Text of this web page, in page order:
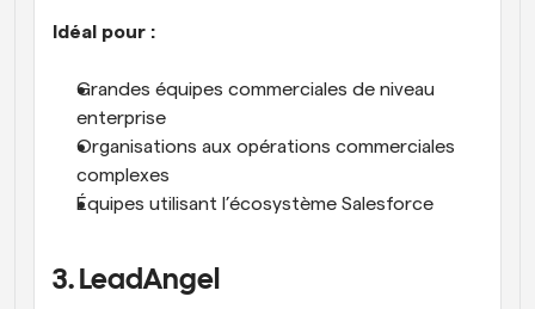
Idéal pour :
Grandes équipes commerciales de niveau
enterprise
Organisations aux opérations commerciales
complexes
Équipes utilisant l’écosystème Salesforce
3. LeadAngel